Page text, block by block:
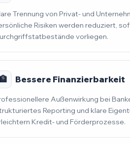
Trennung von Privat- und
Risiken werden reduziert,
vorliegen.
🏦 Bessere Finanzierbarkeit
Außenwirkung bei
Reporting und klare
Kredit- und Förderprozesse.